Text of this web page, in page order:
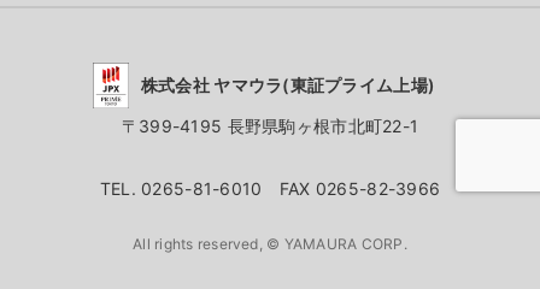
株式会社 ヤマウラ(東証プライム上場)
〒399-4195 長野県駒ヶ根市北町22-1
TEL. 0265-81-6010 FAX 0265-82-3966
All rights reserved, © YAMAURA CORP.